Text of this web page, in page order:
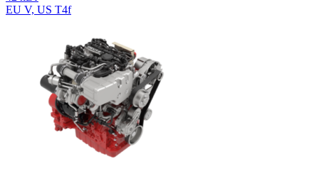
EU V, US T4f